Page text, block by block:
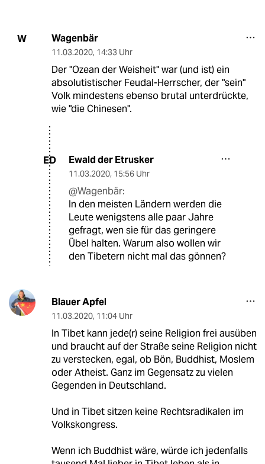
W Wagenbär
11.03.2020, 14:33 Uhr
Der "Ozean der Weisheit" war (und ist) ein
absolutistischer Feudal-Herrscher, der "sein"
Volk mindestens ebenso brutal unterdrückte,
wie "die Chinesen".
ED Ewald der Etrusker
11.03.2020, 15:56 Uhr
@Wagenbär:
In den meisten Ländern werden die
Leute wenigstens alle paar Jahre
gefragt, wen sie für das geringere
Übel halten. Warum also wollen wir
den Tibetern nicht mal das gönnen?
Blauer Apfel
11.03.2020, 11:04 Uhr
In Tibet kann jede(r) seine Religion frei ausüben
und braucht auf der Straße seine Religion nicht
zu verstecken, egal, ob Bön, Buddhist, Moslem
oder Atheist. Ganz im Gegensatz zu vielen
Gegenden in Deutschland.
Und in Tibet sitzen keine Rechtsradikalen im
Volkskongress.
Wenn ich Buddhist wäre, würde ich jedenfalls